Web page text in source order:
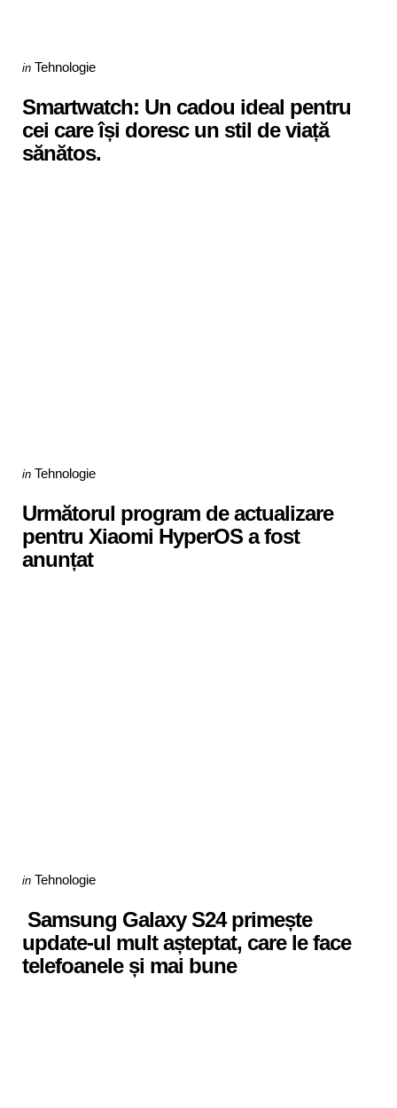
Categories
Posted
in Tehnologie
Smartwatch: Un cadou ideal pentru
cei care își doresc un stil de viață
sănătos.
Categories
Posted
in Tehnologie
Următorul program de actualizare
pentru Xiaomi HyperOS a fost
anunțat
Categories
Posted
in Tehnologie
Samsung Galaxy S24 primește
update-ul mult așteptat, care le face
telefoanele și mai bune